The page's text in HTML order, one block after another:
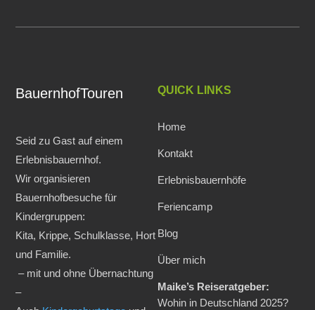
BauernhofTouren
Seid zu Gast auf einem
Erlebnisbauernhof.
Wir organisieren
Bauernhofbesuche für
Kindergruppen:
Kita, Krippe, Schulklasse, Hort
und Familie.
– mit und ohne Übernachtung
–
QUICK LINKS
Home
Kontakt
Erlebnisbauernhöfe
Feriencamp
Blog
Über mich
Maike’s Reiseratgeber:
Wohin in Deutschland 2025?